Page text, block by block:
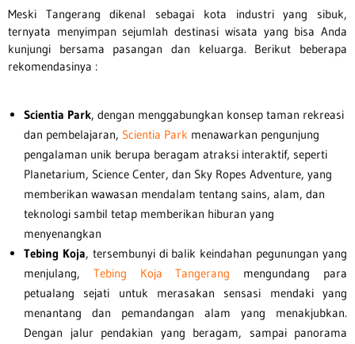
Meski Tangerang dikenal sebagai kota industri yang sibuk,
ternyata menyimpan sejumlah destinasi wisata yang bisa Anda
kunjungi bersama pasangan dan keluarga. Berikut beberapa
rekomendasinya :
Scientia Park, dengan menggabungkan konsep taman rekreasi
dan pembelajaran, Scientia Park menawarkan pengunjung
pengalaman unik berupa beragam atraksi interaktif, seperti
Planetarium, Science Center, dan Sky Ropes Adventure, yang
memberikan wawasan mendalam tentang sains, alam, dan
teknologi sambil tetap memberikan hiburan yang
menyenangkan
Tebing Koja, tersembunyi di balik keindahan pegunungan yang
menjulang, Tebing Koja Tangerang mengundang para
petualang sejati untuk merasakan sensasi mendaki yang
menantang dan pemandangan alam yang menakjubkan.
Dengan jalur pendakian yang beragam, sampai panorama